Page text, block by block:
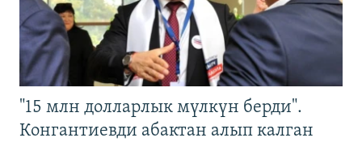
"15 млн долларлык мүлкүн берди".
Конгантиевди абактан алып калган